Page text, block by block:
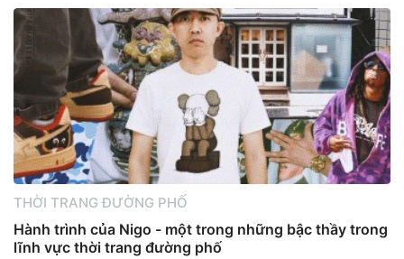
THỜI TRANG ĐƯỜNG PHỐ
Hành trình của Nigo - một trong những bậc thầy trong
lĩnh vực thời trang đường phố